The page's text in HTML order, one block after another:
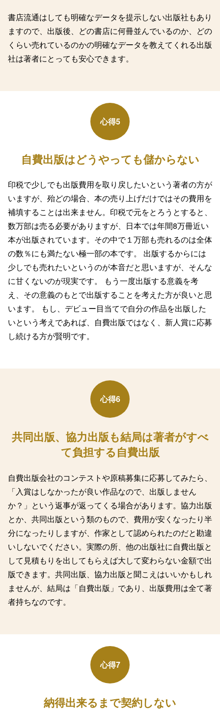
書店流通はしても明確なデータを提示しない出版社もあり
ますので、出版後、どの書店に何冊並んでいるのか、どの
くらい売れているのかの明確なデータを教えてくれる出版
社は著者にとっても安心できます。
心得5
自費出版はどうやっても儲からない
印税で少しでも出版費用を取り戻したいという著者の方が
いますが、殆どの場合、本の売り上げだけではその費用を
補填することは出来ません。印税で元をとろうとすると、
数万部は売る必要がありますが、日本では年間8万冊近い
本が出版されています。その中で１万部も売れるのは全体
の数％にも満たない極一部の本です。 出版するからには
少しでも売れたいというのが本音だと思いますが、そんな
に甘くないのが現実です。 もう一度出版する意義を考
え、その意義のもとで出版することを考えた方が良いと思
います。 もし、デビュー目当てで自分の作品を出版した
いという考えであれば、自費出版ではなく、新人賞に応募
し続ける方が賢明です。
心得6
共同出版、協力出版も結局は著者がすべ
て負担する自費出版
自費出版会社のコンテストや原稿募集に応募してみたら、
「入賞はしなかったが良い作品なので、出版しません
か？」という返事が返ってくる場合があります。協力出版
とか、共同出版という類のもので、費用が安くなったり半
分になったりしますが、作家として認められたのだと勘違
いしないでください。実際の所、他の出版社に自費出版と
して見積もりを出してもらえば大して変わらない金額で出
版できます。共同出版、協力出版と聞こえはいいかもしれ
ませんが、結局は「自費出版」であり、出版費用は全て著
者持ちなのです。
心得7
納得出来るまで契約しない